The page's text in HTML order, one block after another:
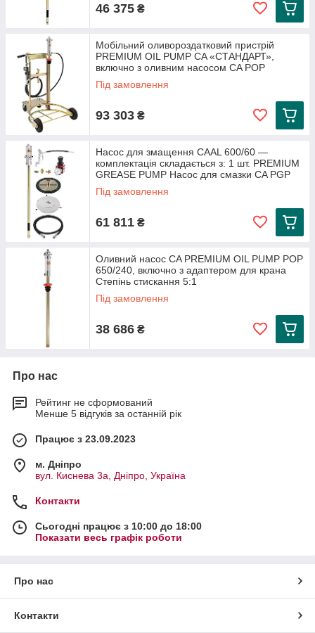
46 375 ₴
Мобільний оливороздатковий пристрій
PREMIUM OIL PUMP CA «СТАНДАРТ»,
включно з оливним насосом CA POP
Під замовлення
93 303 ₴
Насос для змащення CAAL 600/60 —
комплектація складається з: 1 шт. PREMIUM
GREASE PUMP Насос для смазки CA PGP
Під замовлення
61 811 ₴
Оливний насос CA PREMIUM OIL PUMP POP
650/240, включно з адаптером для крана
Степінь стискання 5:1
Під замовлення
38 686 ₴
Про нас
Рейтинг не сформований
Менше 5 відгуків за останній рік
Працює з 23.09.2023
м. Дніпро
вул. Киснева 3а, Дніпро, Україна
Контакти
Сьогодні працює з 10:00 до 18:00
Показати весь графік роботи
Про нас
Контакти